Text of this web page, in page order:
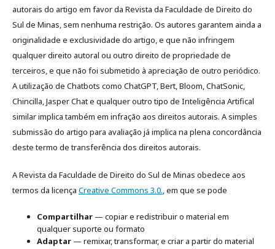
autorais do artigo em favor da Revista da Faculdade de Direito do
Sul de Minas, sem nenhuma restrição. Os autores garantem ainda a
originalidade e exclusividade do artigo, e que não infringem
qualquer direito autoral ou outro direito de propriedade de
terceiros, e que não foi submetido à apreciação de outro periódico.
A utilização de Chatbots como ChatGPT, Bert, Bloom, ChatSonic,
Chincilla, Jasper Chat e qualquer outro tipo de Inteligência Artifical
similar implica também em infração aos direitos autorais. A simples
submissão do artigo para avaliação já implica na plena concordância
deste termo de transferência dos direitos autorais.
A Revista da Faculdade de Direito do Sul de Minas obedece aos
termos da licença Creative Commons 3.0., em que se pode
Compartilhar — copiar e redistribuir o material em
qualquer suporte ou formato
Adaptar — remixar, transformar, e criar a partir do material